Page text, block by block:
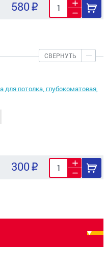
580
СВЕРНУТЬ
потолка, глубокоматовая,
300